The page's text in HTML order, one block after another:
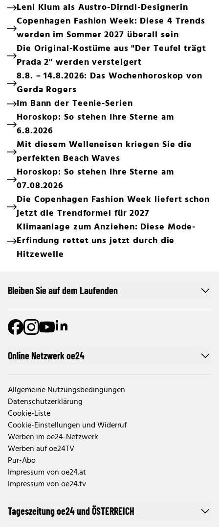
Leni Klum als Austro-Dirndl-Designerin
Copenhagen Fashion Week: Diese 4 Trends
werden im Sommer 2027 überall sein
Die Original-Kostüme aus "Der Teufel trägt
Prada 2" werden versteigert
8.8. – 14.8.2026: Das Wochenhoroskop von
Gerda Rogers
Im Bann der Teenie-Serien
Horoskop: So stehen Ihre Sterne am
6.8.2026
Mit diesem Welleneisen kriegen Sie die
perfekten Beach Waves
Horoskop: So stehen Ihre Sterne am
07.08.2026
Die Copenhagen Fashion Week liefert schon
jetzt die Trendformel für 2027
Klimaanlage zum Anziehen: Diese Mode-
Erfindung rettet uns jetzt durch die
Hitzewelle
Online Netzwerk oe24
Allgemeine Nutzungsbedingungen
Datenschutzerklärung
Cookie-Liste
Cookie-Einstellungen und Widerruf
Werben im oe24-Netzwerk
Werben auf oe24TV
Pur-Abo
Impressum von oe24.at
Impressum von oe24.tv
Tageszeitung oe24 und ÖSTERREICH
Bleiben Sie auf dem Laufenden